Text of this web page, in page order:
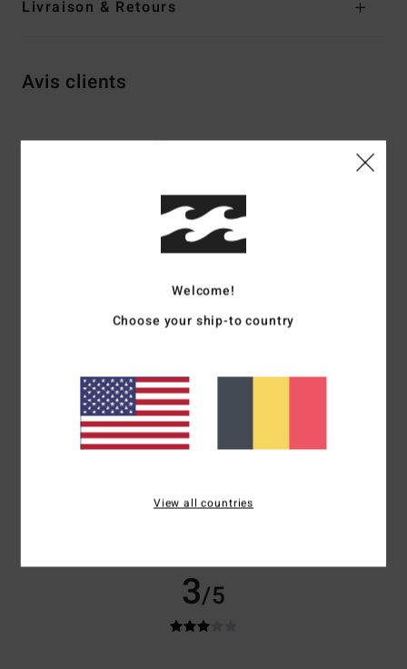
Livraison & Retours
Avis clients
Note moyenne
4.0/5
2 avis vérifiésdepuis novembre 2025
Confort
Rapport qualité / prix
Taille
Trop petit Trop grand
3/5
Welcome!
Choose your ship-to country
View all countries